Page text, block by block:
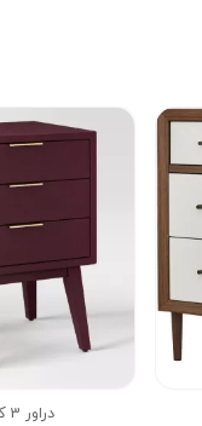
دراور 3 کشو مانوک